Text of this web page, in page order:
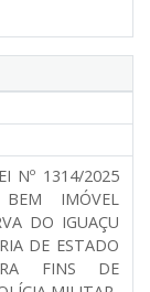
Nº 1314/2025
IMÓVEL
DO IGUAÇU
DE ESTADO
FINS DE